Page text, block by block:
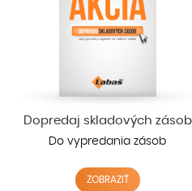
Dopredaj skladových zásob
Do vypredania zásob
ZOBRAZIŤ